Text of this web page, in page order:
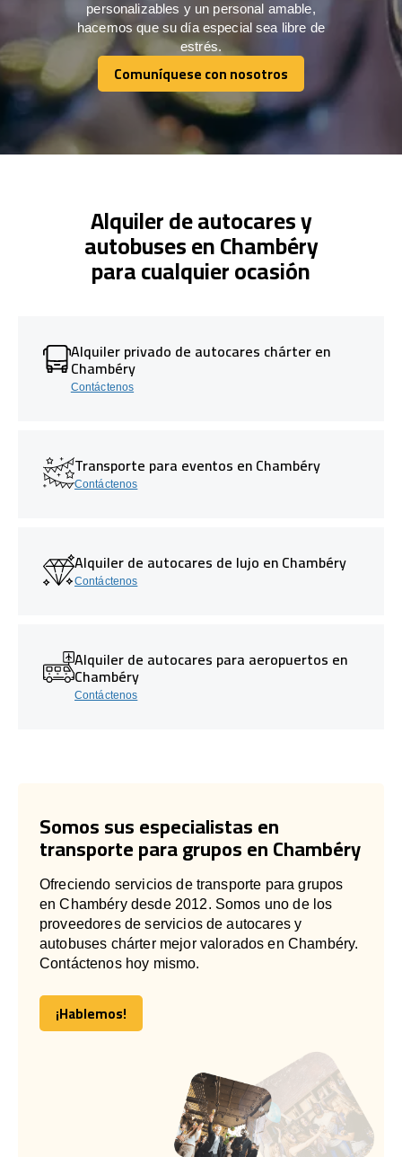
personalizables y un personal amable,
hacemos que su día especial sea libre de
estrés.
Comuníquese con nosotros
Comuníquese con nosotros
Alquiler de autocares y
autobuses en Chambéry
para cualquier ocasión
Alquiler privado de autocares chárter en
Chambéry
Contáctenos
Transporte para eventos en Chambéry
Contáctenos
Alquiler de autocares de lujo en Chambéry
Contáctenos
Alquiler de autocares para aeropuertos en
Chambéry
Contáctenos
Somos sus especialistas en
transporte para grupos en Chambéry
Ofreciendo servicios de transporte para grupos
en Chambéry desde 2012. Somos uno de los
proveedores de servicios de autocares y
autobuses chárter mejor valorados en Chambéry.
Contáctenos hoy mismo.
¡Hablemos!
¡Hablemos!